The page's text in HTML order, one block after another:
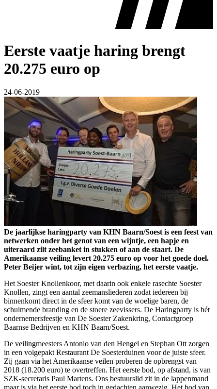
Eerste vaatje haring brengt
20.275 euro op
24-06-2019
De jaarlijkse haringparty van KHN Baarn/Soest is een feest van
netwerken onder het genot van een wijntje, een hapje en
uiteraard zilt zeebanket in stukken of aan de staart. De
Amerikaanse veiling levert 20.275 euro op voor het goede doel.
Peter Beijer wint, tot zijn eigen verbazing, het eerste vaatje.
Het Soester Knollenkoor, met daarin ook enkele rasechte Soester
Knollen, zingt een aantal zeemansliederen zodat iedereen bij
binnenkomt direct in de sfeer komt van de woelige baren, de
schuimende branding en de stoere zeevissers. De Haringparty is hét
ondernemersfeestje van De Soester Zakenkring, Contactgroep
Baarnse Bedrijven en KHN Baarn/Soest.
De veilingmeesters Antonio van den Hengel en Stephan Ott zorgen
in een volgepakt Restaurant De Soesterduinen voor de juiste sfeer.
Zij gaan via het Amerikaanse veilen proberen de opbrengst van
2018 (18.200 euro) te overtreffen. Het eerste bod, op afstand, is van
SZK-secretaris Paul Martens. Ons bestuurslid zit in de lappenmand
maar is via het eerste bod toch in gedachten aanwezig. Het bod van